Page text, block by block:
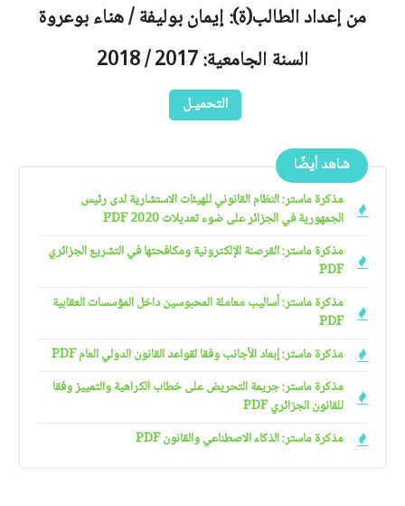
من إعداد الطالب(ة): إيمان بوليفة / هناء بوعروة
السنة الجامعية: 2017 / 2018
التحميـل
شاهد أيضًا
مذكرة ماستر: النظام القانوني للهيئات الاستشارية لدى رئيس
الجمهورية في الجزائر على ضوء تعديلات 2020 PDF
مذكرة ماستر: القرصنة الإلكترونية ومكافحتها في التشريع الجزائري
PDF
مذكرة ماستر: أساليب معاملة المحبوسين داخل المؤسسات العقابية
PDF
مذكرة ماستر: إبعاد الأجانب وفقا لقواعد القانون الدولي العام PDF
مذكرة ماستر: جريمة التحريض على خطاب الكراهية والتمييز وفقا
للقانون الجزائري PDF
مذكرة ماستر: الذكاء الاصطناعي والقانون PDF